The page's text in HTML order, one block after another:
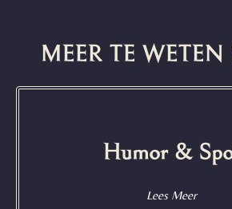
MEER TE
Humor &
Lees Meer